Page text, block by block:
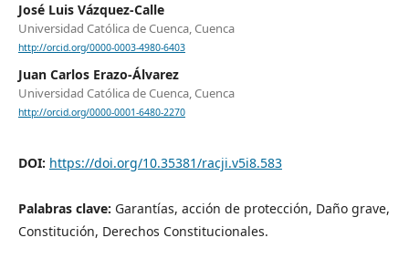
José Luis Vázquez-Calle
Universidad Católica de Cuenca, Cuenca
http://orcid.org/0000-0003-4980-6403
Juan Carlos Erazo-Álvarez
Universidad Católica de Cuenca, Cuenca
http://orcid.org/0000-0001-6480-2270
DOI: https://doi.org/10.35381/racji.v5i8.583
Palabras clave: Garantías, acción de protección, Daño grave,
Constitución, Derechos Constitucionales.